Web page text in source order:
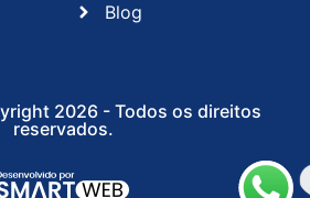
Blog
2026 - Todos os direitos
reservados.